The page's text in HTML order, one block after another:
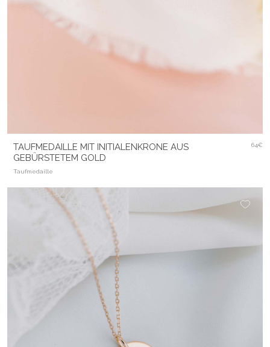
TAUFMEDAILLE MIT INITIALENKRONE AUS
GEBÜRSTETEM GOLD
Taufmedaille
64€